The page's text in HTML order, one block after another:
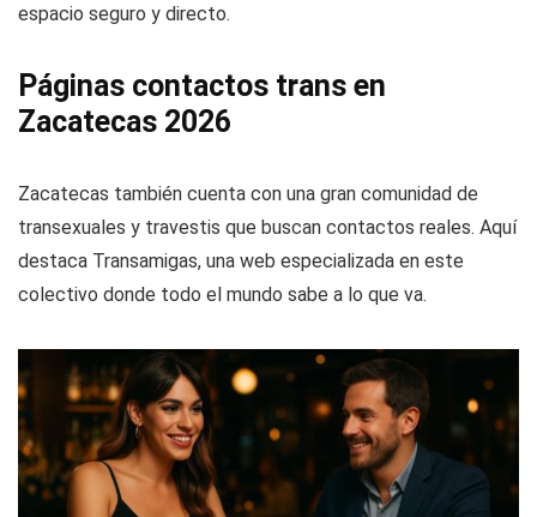
espacio seguro y directo.
Páginas contactos trans en
Zacatecas 2026
Zacatecas también cuenta con una gran comunidad de
transexuales y travestis que buscan contactos reales. Aquí
destaca Transamigas, una web especializada en este
colectivo donde todo el mundo sabe a lo que va.